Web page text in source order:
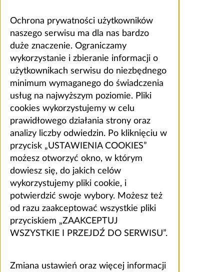
Ochrona prywatności użytkowników
naszego serwisu ma dla nas bardzo
duże znaczenie. Ograniczamy
wykorzystanie i zbieranie informacji o
użytkownikach serwisu do niezbędnego
minimum wymaganego do świadczenia
usług na najwyższym poziomie. Pliki
cookies wykorzystujemy w celu
prawidłowego działania strony oraz
analizy liczby odwiedzin. Po kliknięciu w
przycisk „USTAWIENIA COOKIES”
możesz otworzyć okno, w którym
dowiesz się, do jakich celów
wykorzystujemy pliki cookie, i
potwierdzić swoje wybory. Możesz też
od razu zaakceptować wszystkie pliki
przyciskiem „ZAAKCEPTUJ
WSZYSTKIE I PRZEJDŹ DO SERWISU”.
Zmiana ustawień oraz więcej informacji